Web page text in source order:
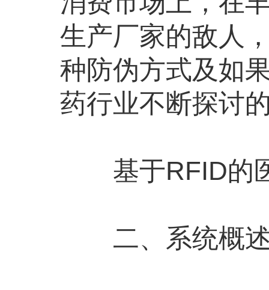
生产厂家的敌人
种防伪方式及如
药行业不断探讨
基于RFID的医
二、系统概